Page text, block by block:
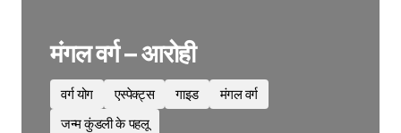
मंगल वर्ग – आरोही
वर्ग योग एस्पेक्ट्स गाइड
मंगल वर्ग
जन्म कुंडली के पहलू